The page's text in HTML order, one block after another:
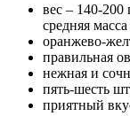
вес – 140-200
средняя
оранжево-
правильная
нежная и
пять-шесть
приятный